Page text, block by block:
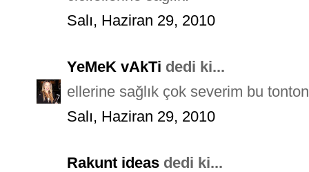
Salı, Haziran 29, 2010
YeMeK vAkTi dedi ki...
ellerine sağlık çok severim bu
Salı, Haziran 29, 2010
Rakunt ideas dedi ki...